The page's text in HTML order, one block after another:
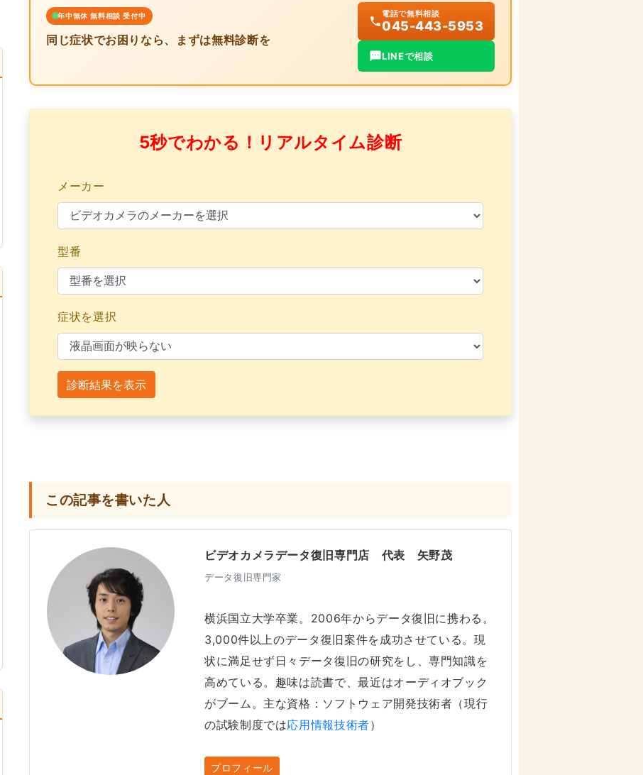
年中無休 無料相談 受付中
同じ症状でお困りなら、まずは無料診断を
電話で無料相談
045-443-5953
LINEで相談
5秒でわかる！リアルタイム診断
メーカー
型番
症状を選択
診断結果を表示
この記事を書いた人
ビデオカメラデータ復旧専門店 代表 矢野茂
データ復旧専門家
横浜国立大学卒業。2006年からデータ復旧に携わる。
3,000件以上のデータ復旧案件を成功させている。現
状に満足せず日々データ復旧の研究をし、専門知識を
高めている。趣味は読書で、最近はオーディオブック
がブーム。主な資格：ソフトウェア開発技術者（現行
の試験制度では応用情報技術者）
プロフィール